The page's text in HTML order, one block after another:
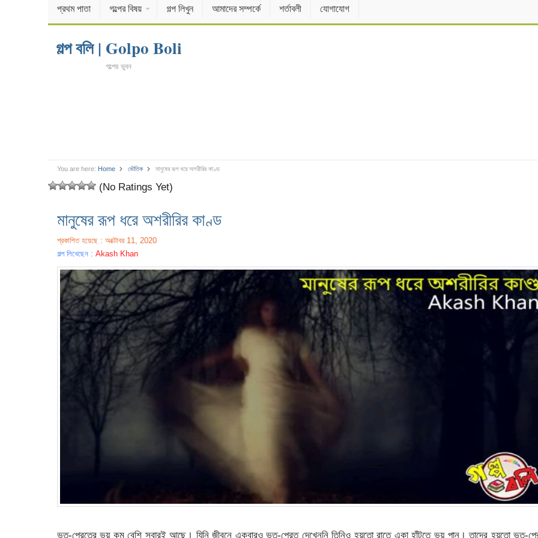
প্রথম পাতা গল্পের বিষয় গল্প লিখুন আমাদের সম্পর্কে শর্তাবলী যোগাযোগ
গল্প বলি | Golpo Boli
গল্পের ভুবন
You are here: Home ভৌতিক মানুষের রূপ ধরে অশরীরির কাণ্ড
(No Ratings Yet)
মানুষের রূপ ধরে অশরীরির কাণ্ড
প্রকাশিত হয়েছে : অক্টোবর 11, 2020
গল্প লিখেছেন : Akash Khan
ভূত-প্রেতের ভয় কম বেশি সবারই আছে। যিনি জীবনে একবারও ভূত-প্রেত দেখেননি তিনিও হয়তো রাতে একা হাঁটতে ভয় পান। তাদের হয়তো ভূত-